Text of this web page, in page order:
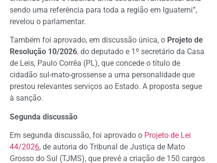
sendo uma referência para toda a região em Iguatemi”,
revelou o parlamentar.
Também foi aprovado, em discussão única, o Projeto de
Resolução 10/2026, do deputado e 1º secretário da Casa
de Leis, Paulo Corrêa (PL), que concede o título de
cidadão sul-mato-grossense a uma personalidade que
prestou relevantes serviços ao Estado. A proposta segue
à sanção.
Segunda discussão
Em segunda discussão, foi aprovado o Projeto de Lei
44/2026, de autoria do Tribunal de Justiça de Mato
Grosso do Sul (TJMS), que prevê a criação de 150 cargos